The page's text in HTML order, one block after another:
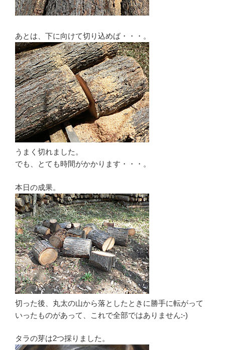
あとは、下に向けて切り込めば・・・。
うまく切れました。
でも、とても時間がかかります・・・。
本日の成果。
切った後、丸太の山から落としたときに勝手に転がって
いったものがあって、これで全部ではありません:-)
タラの芽は2つ採りました。